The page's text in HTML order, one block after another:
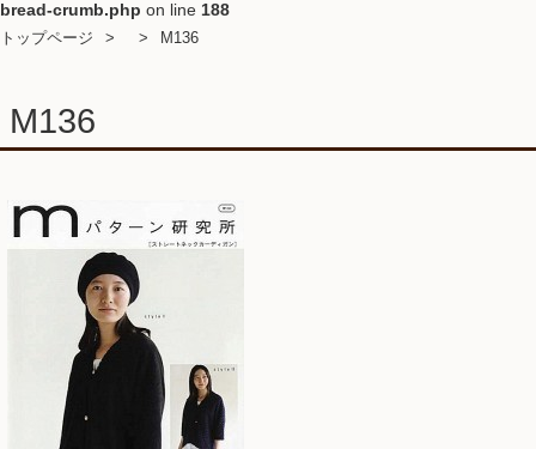
bread-crumb.php on line 188
トップページ
M136
M136